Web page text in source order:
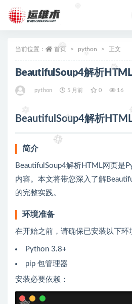
当前位置： 首页 python 正文
BeautifulSoup4解析
python 5 月前 0 16
BeautifulSoup4解析
简介
BeautifulSoup4解析HTML网页是
内容。本文将带您深入了解
的完整实践。
环境准备
在开始之前，请确保已安装以下环
Python 3.8+
pip 包管理器
安装必要依赖：